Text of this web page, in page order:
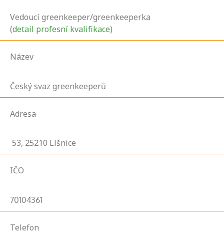
Vedoucí greenkeeper/greenkeeperka
(detail profesní kvalifikace)
Název
Český svaz greenkeeperů
Adresa
53, 25210 Líšnice
IČO
70104361
Telefon